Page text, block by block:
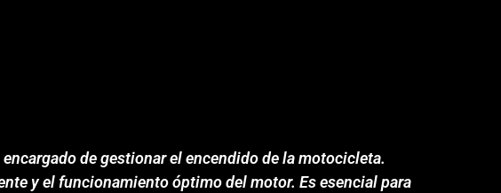
de gestionar el encendido de la motocicleta.
y el funcionamiento óptimo del motor. Es esencial para